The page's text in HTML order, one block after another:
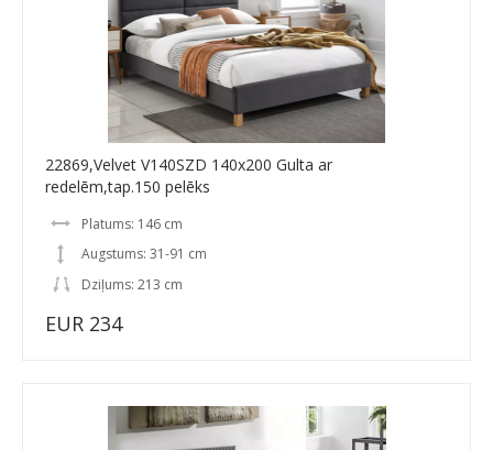
22869,Velvet V140SZD 140x200 Gulta ar
redelēm,tap.150 pelēks
Platums: 146 cm
Augstums: 31-91 cm
Dziļums: 213 cm
EUR 234